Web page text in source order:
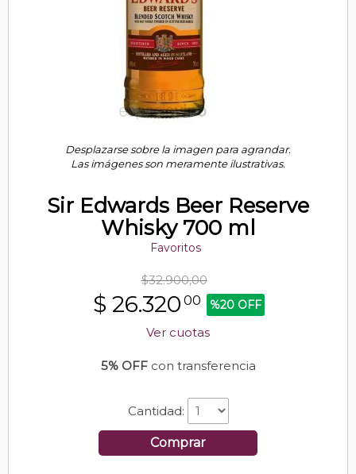
Desplazarse sobre la imagen para agrandar.
Las imágenes son meramente ilustrativas.
Sir Edwards Beer Reserve
Whisky 700 ml
Favoritos
$32.900,00
$ 26.320 00 %20 OFF
Ver cuotas
5% OFFcon transferencia
Cantidad:
Comprar